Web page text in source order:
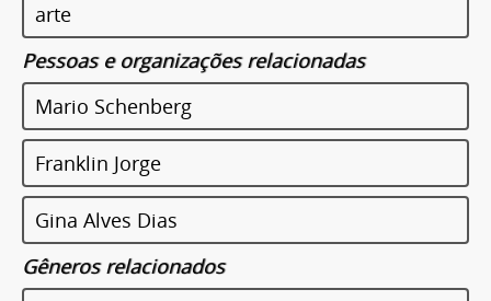
arte
Pessoas e organizações relacionadas
Mario Schenberg
Franklin Jorge
Gina Alves Dias
Gêneros relacionados